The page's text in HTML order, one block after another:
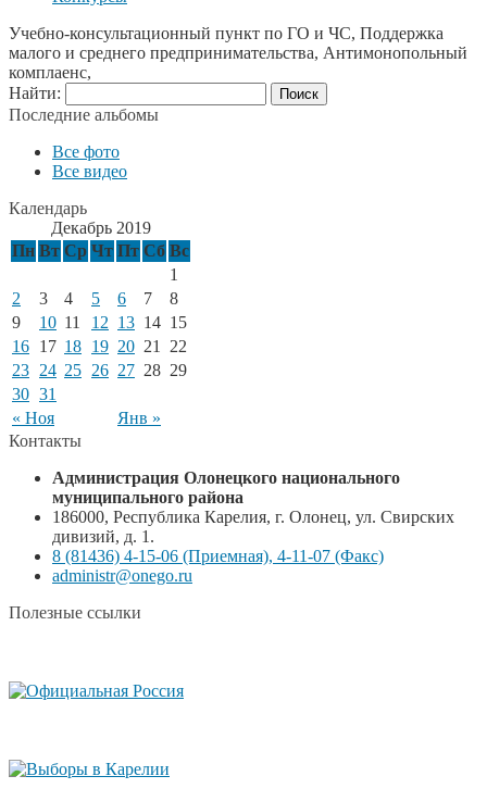
Учебно-консультационный пункт по ГО и ЧС, Поддержка
малого и среднего предпринимательства, Антимонопольный
комплаенс,
Найти:
Последние альбомы
Все фото
Все видео
Календарь
Декабрь 2019
Пн Вт Ср Чт Пт Сб Вс
« Ноя Янв »
1
2
3 4 5 6 7
8
9
10 11 12 13 14 15
16 17 18 19 20 21
22
23 24 25 26 27 28 29
30 31
Контакты
Администрация Олонецкого национального
муниципального района
186000, Республика Карелия, г. Олонец, ул. Свирских
дивизий, д. 1.
8 (81436) 4-15-06 (Приемная), 4-11-07 (Факс)
administr@onego.ru
Полезные ссылки